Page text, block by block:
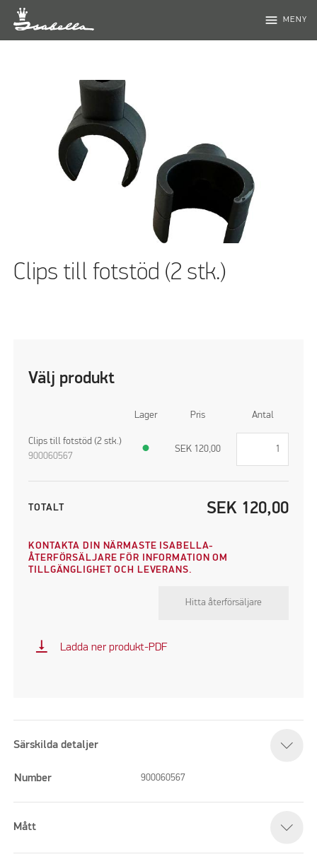
menu MENY
Clips till fotstöd (2 stk.)
Välj produkt
Lager Pris Antal
Clips till fotstöd (2 stk.)
900060567
● SEK 120,00
TOTALT SEK 120,00
KONTAKTA DIN NÄRMASTE ISABELLA-
ÅTERFÖRSÄLJARE FÖR INFORMATION OM
TILLGÄNGLIGHET OCH LEVERANS.
Hitta återförsäljare
vertical_align_bottom Ladda ner produkt-PDF
Särskilda detaljer
Number 900060567
Mått